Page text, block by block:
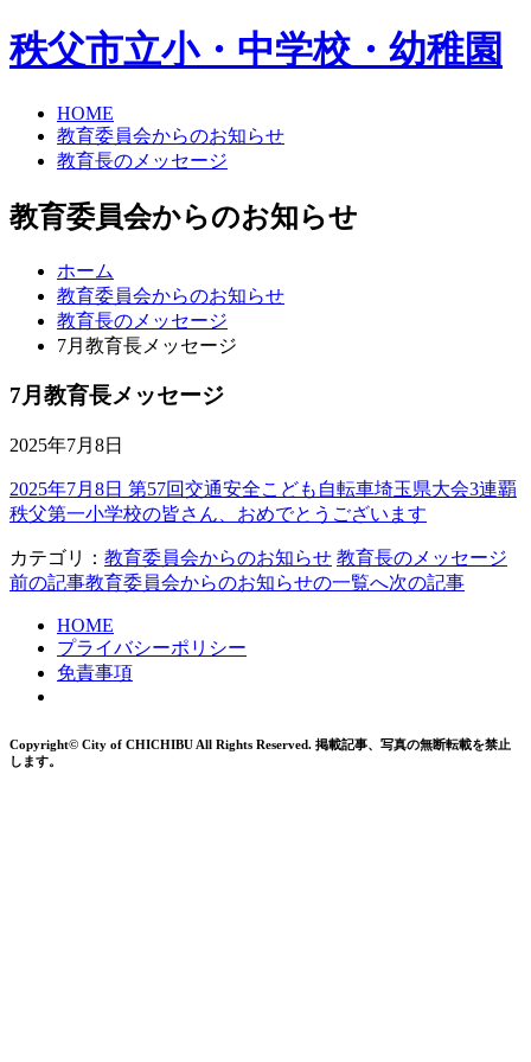
秩父市立小・中学校・幼稚園
HOME
教育委員会からのお知らせ
教育長のメッセージ
教育委員会からのお知らせ
ホーム
教育委員会からのお知らせ
教育長のメッセージ
7月教育長メッセージ
7月教育長メッセージ
2025年7月8日
2025年7月8日 第57回交通安全こども自転車埼玉県大会3連覇
秩父第一小学校の皆さん、おめでとうございます
カテゴリ： 教育委員会からのお知らせ 教育長のメッセージ
前の記事教育委員会からのお知らせの一覧へ次の記事
HOME
プライバシーポリシー
免責事項
Copyright© City of CHICHIBU All Rights Reserved. 掲載記事、写真の無断転載を禁止
します。